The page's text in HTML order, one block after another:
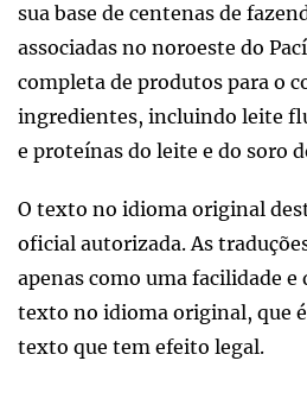
sua base de centenas de
associadas no noroeste do
completa de produtos para o
ingredientes, incluindo leite
e proteínas do leite e do soro
O texto no idioma original
oficial autorizada. As
apenas como uma facilidade e
texto no idioma original, que
texto que tem efeito legal.